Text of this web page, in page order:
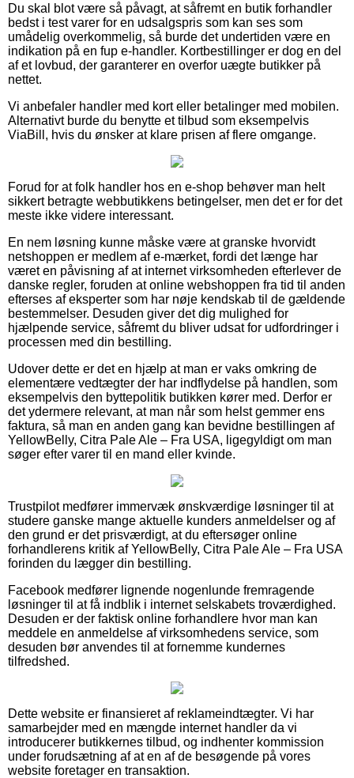
Du skal blot være så påvagt, at såfremt en butik forhandler
bedst i test varer for en udsalgspris som kan ses som
umådelig overkommelig, så burde det undertiden være en
indikation på en fup e-handler. Kortbestillinger er dog en del
af et lovbud, der garanterer en overfor uægte butikker på
nettet.
Vi anbefaler handler med kort eller betalinger med mobilen.
Alternativt burde du benytte et tilbud som eksempelvis
ViaBill, hvis du ønsker at klare prisen af flere omgange.
Forud for at folk handler hos en e-shop behøver man helt
sikkert betragte webbutikkens betingelser, men det er for det
meste ikke videre interessant.
En nem løsning kunne måske være at granske hvorvidt
netshoppen er medlem af e-mærket, fordi det længe har
været en påvisning af at internet virksomheden efterlever de
danske regler, foruden at online webshoppen fra tid til anden
efterses af eksperter som har nøje kendskab til de gældende
bestemmelser. Desuden giver det dig mulighed for
hjælpende service, såfremt du bliver udsat for udfordringer i
processen med din bestilling.
Udover dette er det en hjælp at man er vaks omkring de
elementære vedtægter der har indflydelse på handlen, som
eksempelvis den byttepolitik butikken kører med. Derfor er
det ydermere relevant, at man når som helst gemmer ens
faktura, så man en anden gang kan bevidne bestillingen af
YellowBelly, Citra Pale Ale – Fra USA, ligegyldigt om man
søger efter varer til en mand eller kvinde.
Trustpilot medfører immervæk ønskværdige løsninger til at
studere ganske mange aktuelle kunders anmeldelser og af
den grund er det prisværdigt, at du eftersøger online
forhandlerens kritik af YellowBelly, Citra Pale Ale – Fra USA
forinden du lægger din bestilling.
Facebook medfører lignende nogenlunde fremragende
løsninger til at få indblik i internet selskabets troværdighed.
Desuden er der faktisk online forhandlere hvor man kan
meddele en anmeldelse af virksomhedens service, som
desuden bør anvendes til at fornemme kundernes
tilfredshed.
Dette website er finansieret af reklameindtægter. Vi har
samarbejder med en mængde internet handler da vi
introducerer butikkernes tilbud, og indhenter kommission
under forudsætning af at en af de besøgende på vores
website foretager en transaktion.